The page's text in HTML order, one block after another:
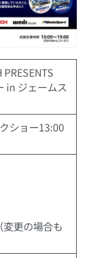
in ジェームス
ショー13:00
更の場合も